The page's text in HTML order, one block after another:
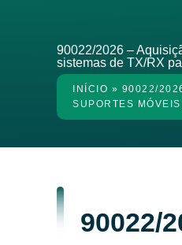
90022/2026 –
sistemas de TX/RX
INÍCIO » 90022/
SUPORTES
90022/